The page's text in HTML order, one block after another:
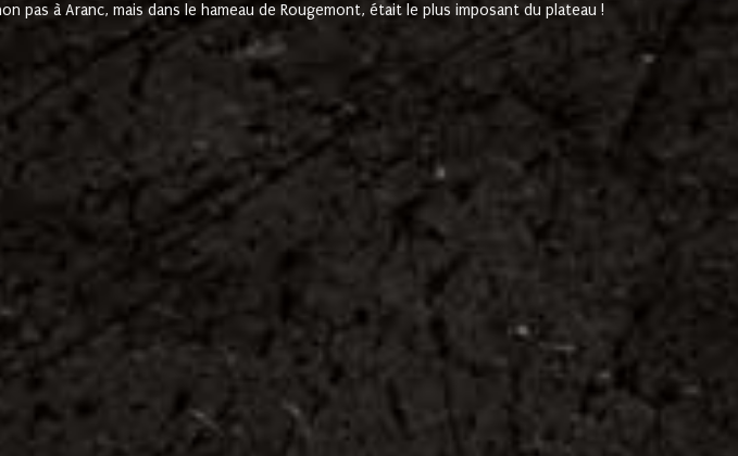
pas à Aranc, mais dans le hameau de Rougemont, était le plus imposant du plateau !